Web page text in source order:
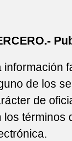
información
de los
de
los términos